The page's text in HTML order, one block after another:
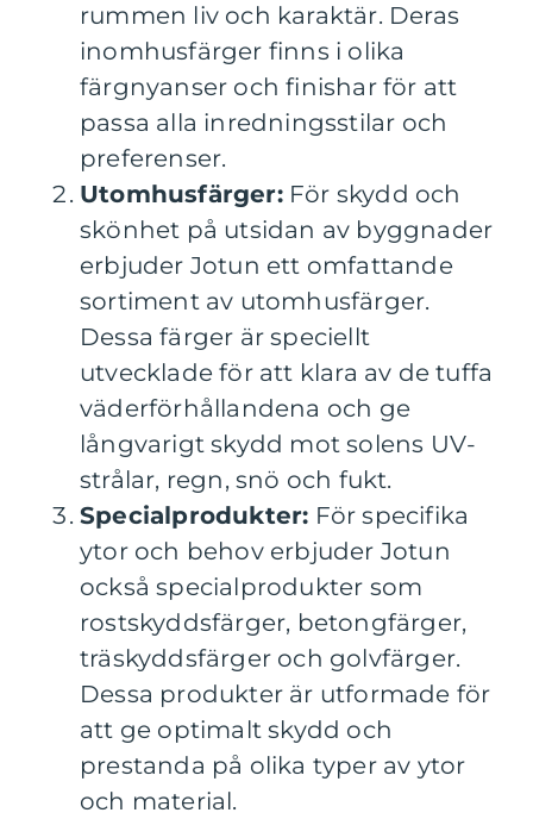
rummen liv och karaktär. Deras
inomhusfärger finns i olika
färgnyanser och finishar för att
passa alla inredningsstilar och
preferenser.
Utomhusfärger:För skydd och
skönhet på utsidan av byggnader
erbjuder Jotun ett omfattande
sortiment av utomhusfärger.
Dessa färger är speciellt
utvecklade för att klara av de tuffa
väderförhållandena och ge
långvarigt skydd mot solens UV-
strålar, regn, snö och fukt.
Specialprodukter: För specifika
ytor och behov erbjuder Jotun
också specialprodukter som
rostskyddsfärger, betongfärger,
träskyddsfärger och golvfärger.
Dessa produkter är utformade för
att ge optimalt skydd och
prestanda på olika typer av ytor
och material.